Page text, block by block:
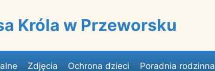
Króla w Przeworsku
Zdjęcia Ochrona dzieci Poradnia rodzinna